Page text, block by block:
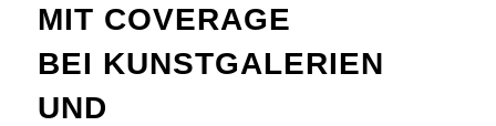
MIT COVERAGE
BEI KUNSTGALERIEN
UND